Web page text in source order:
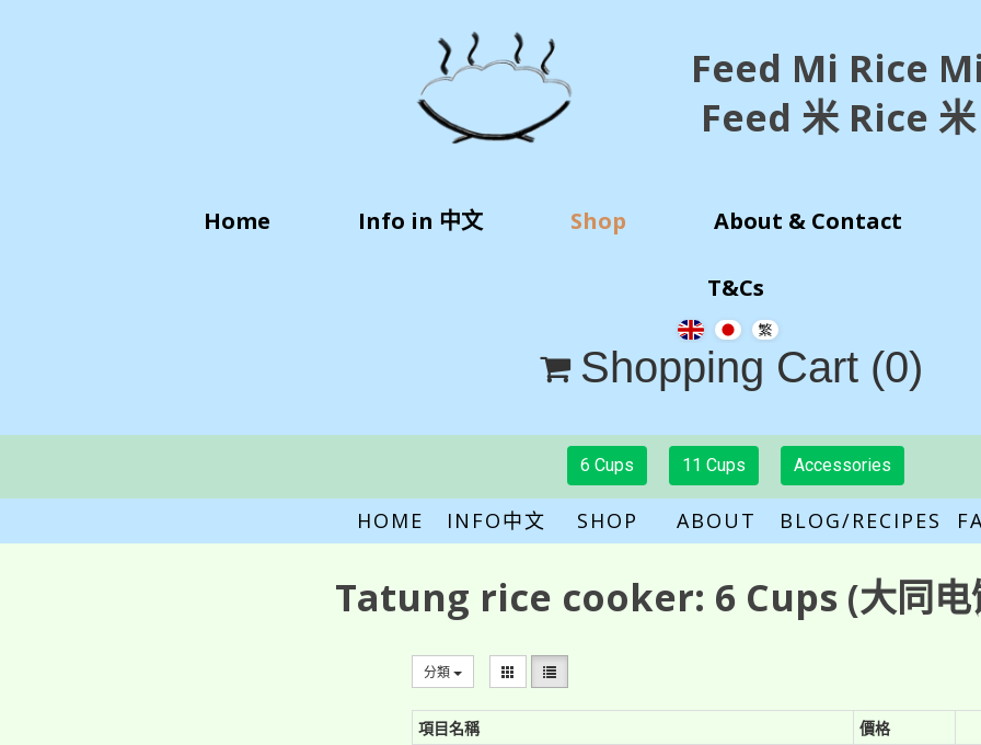
Feed Mi Rice
Feed 米 Rice 米
Home Info in 中文 Shop About & Contact
T&Cs
 Shopping Cart (0)
6 Cups 11 Cups Accessories
HOME INFO中文 SHOPABOUT BLOG/RECIPES
Tatung rice cooker: 6 Cups (大同
分類
項目名稱 價格